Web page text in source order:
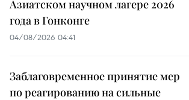
Азиатском научном лагере 2026
года в Гонконге
04/08/2026 04:41
Заблаговременное принятие мер
по реагированию на сильные